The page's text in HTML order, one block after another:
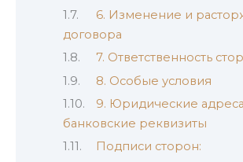
6. Изменение и
договора
7. Ответственность
8. Особые условия
9. Юридические
банковские реквизиты
Подписи сторон: